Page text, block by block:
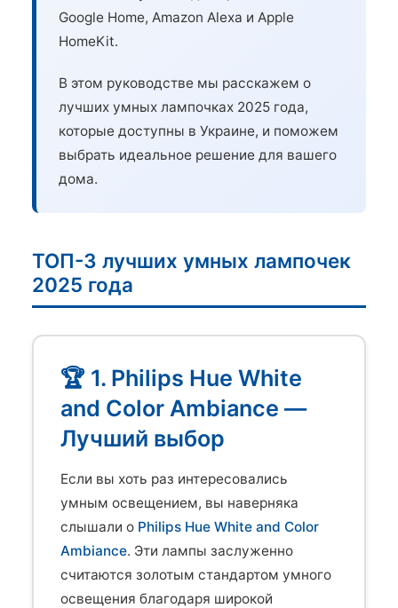
Google Home, Amazon Alexa и Apple
HomeKit.
В этом руководстве мы расскажем о
лучших умных лампочках 2025 года,
которые доступны в Украине, и поможем
выбрать идеальное решение для вашего
дома.
ТОП-3 лучших умных лампочек
2025 года
🏆 1. Philips Hue White
and Color Ambiance —
Лучший выбор
Если вы хоть раз интересовались
умным освещением, вы наверняка
слышали о Philips Hue White and Color
Ambiance. Эти лампы заслуженно
считаются золотым стандартом умного
освещения благодаря широкой